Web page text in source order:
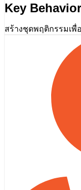
Key
สร้างชุดพฤติกรรมเพื่